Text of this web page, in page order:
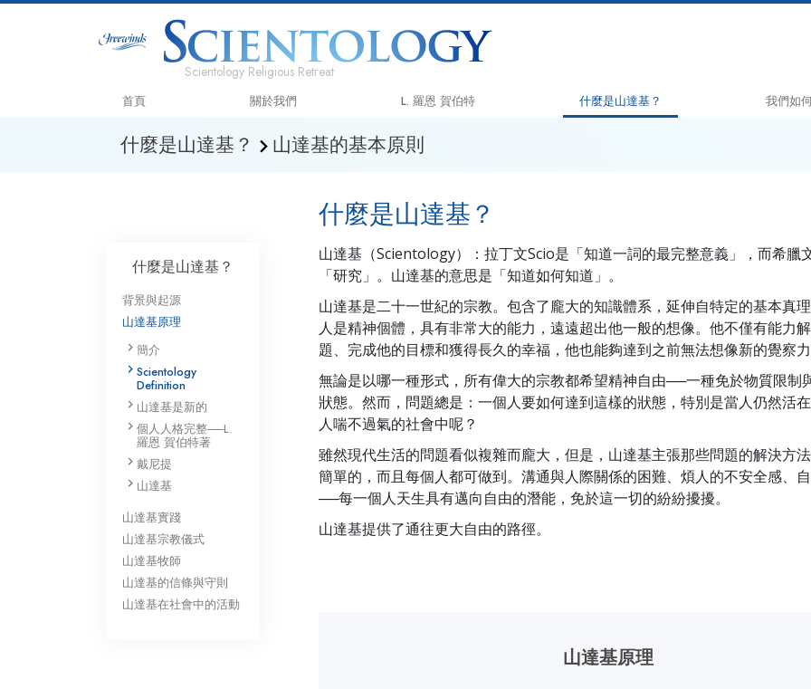
Scientology Religious Retreat
首頁 關於我們 L. 羅恩 賀伯特 什麼是山達基？
與山達基人見面
教會內部
山達基的基本原則
戴尼提簡介
愛與恨：
什麼是偉大？
我們如
那可拿
人權團
公民人權
山達基
什麼是山達基？ 山達基的基本原則
什麼是山達基？
山達基（Scientology）：拉丁文Scio是「知道一詞的最完整意義」，而希臘
「研究」。山達基的意思是「知道如何知道」。
山達基是二十一世紀的宗教。包含了龐大的知識體系，延伸自特定的基本真理
人是精神個體，具有非常大的能力，遠遠超出他一般的想像。他不僅有能力
題、完成他的目標和獲得長久的幸福，他也能夠達到之前無法想像新的覺察力
無論是以哪一種形式，所有偉大的宗教都希望精神自由──一種免於物質限制
狀態。然而，問題總是：一個人要如何達到這樣的狀態，特別是當人仍然活
人喘不過氣的社會中呢？
雖然現代生活的問題看似複雜而龐大，但是，山達基主張那些問題的解決方
簡單的，而且每個人都可做到。溝通與人際關係的困難、煩人的不安全感、
──每一個人天生具有邁向自由的潛能，免於這一切的紛紛擾擾。
山達基提供了通往更大自由的路徑。
山達基原理
什麼是山達基？
背景與起源
山達基原理
簡介
Scientology
Definition
山達基是新的
個人人格完整──L.
羅恩 賀伯特著
戴尼提
山達基
山達基實踐
山達基宗教儀式
山達基牧師
山達基的信條與守則
山達基在社會中的活動